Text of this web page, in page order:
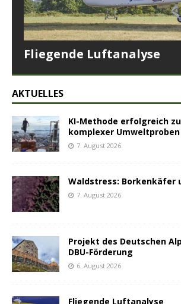
Fliegende Luftanalyse
AKTUELLES
KI-Methode erfolgreich
komplexer
7. August 2026
Waldstress: Borkenkäfer
7. August 2026
Projekt des Deutschen
DBU-Förderung
6. August 2026
Fliegende Luftanalyse